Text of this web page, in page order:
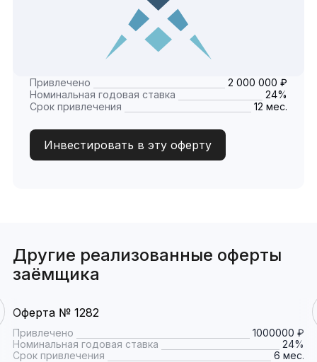
Привлечено
2 000 000 ₽
Номинальная годовая ставка
24%
Срок привлечения
12 мес.
Инвестировать в эту оферту
Другие реализованные оферты
заёмщика
Оферта № 1282
Привлечено
1000000 ₽
Номинальная годовая ставка
24%
Срок привлечения
6 мес.